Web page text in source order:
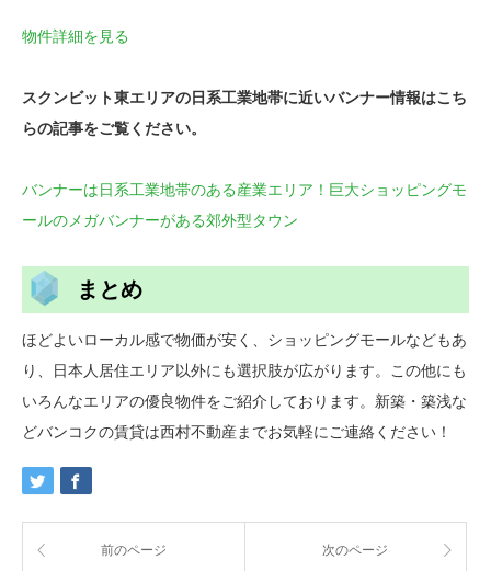
物件詳細を見る
スクンビット東エリアの日系工業地帯に近いバンナー情報はこち
らの記事をご覧ください。
バンナーは日系工業地帯のある産業エリア！巨大ショッピングモ
ールのメガバンナーがある郊外型タウン
まとめ
ほどよいローカル感で物価が安く、ショッピングモールなどもあ
り、日本人居住エリア以外にも選択肢が広がります。この他にも
いろんなエリアの優良物件をご紹介しております。新築・築浅な
どバンコクの賃貸は西村不動産までお気軽にご連絡ください！
前のページ 次のページ